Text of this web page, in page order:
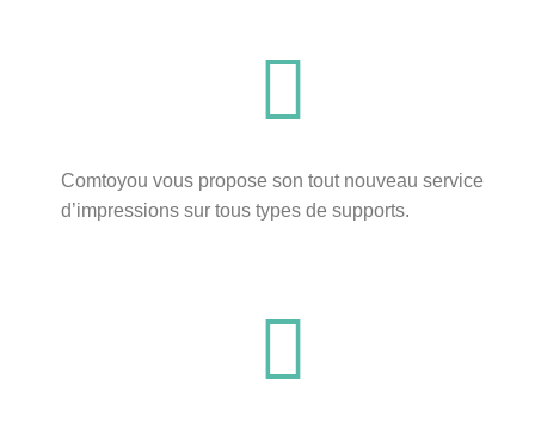
Comtoyou vous propose son tout nouveau service
d’impressions sur tous types de supports.